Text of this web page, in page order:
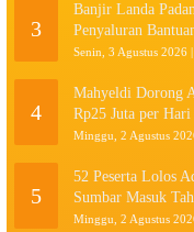
3
Banjir Landa
Penyaluran
Senin, 3 Agustus 2026
4
Mahyeldi Dorong
Rp25 Juta per Hari
Minggu, 2 Agustus
5
52 Peserta Lolos
Sumbar Masuk
Minggu, 2 Agustus